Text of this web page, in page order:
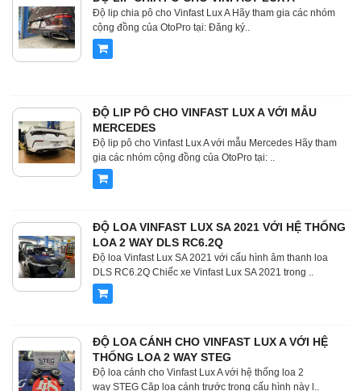
Độ lip chia pô cho Vinfast Lux A Hãy tham gia các nhóm
cộng đồng của OtoPro tại: Đăng ký..
ĐỘ LIP PÔ CHO VINFAST LUX A VỚI MẪU
MERCEDES
Độ lip pô cho Vinfast Lux A với mẫu Mercedes Hãy tham
gia các nhóm cộng đồng của OtoPro tại: ..
ĐỘ LOA VINFAST LUX SA 2021 VỚI HỆ THỐNG
LOA 2 WAY DLS RC6.2Q
Độ loa Vinfast Lux SA 2021 với cấu hình âm thanh loa
DLS RC6.2Q Chiếc xe Vinfast Lux SA 2021 trong ..
ĐỘ LOA CÁNH CHO VINFAST LUX A VỚI HỆ
THỐNG LOA 2 WAY STEG
Độ loa cánh cho Vinfast Lux A với hệ thống loa 2
way STEG Cặp loa cánh trước trong cấu hình này l..